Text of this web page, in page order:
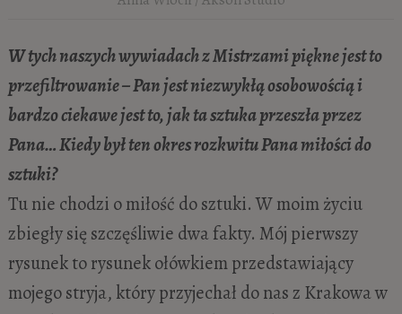
W tych naszych wywiadach z Mistrzami piękne jest to
przefiltrowanie – Pan jest niezwykłą osobowością i
bardzo ciekawe jest to, jak ta sztuka przeszła przez
Pana… Kiedy był ten okres rozkwitu Pana miłości do
sztuki?
Tu nie chodzi o miłość do sztuki. W moim życiu
zbiegły się szczęśliwie dwa fakty. Mój pierwszy
rysunek to rysunek ołówkiem przedstawiający
mojego stryja, który przyjechał do nas z Krakowa w